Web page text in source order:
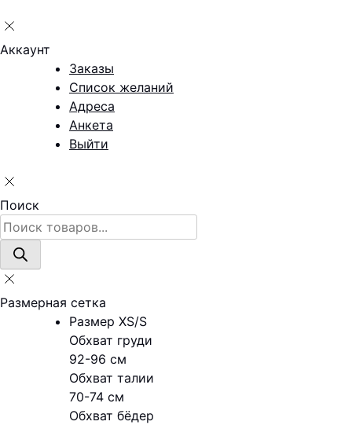
Аккаунт
Заказы
Список желаний
Адреса
Анкета
Выйти
Поиск
Поиск
товаров
Размерная сетка
Размер XS/S
Обхват груди
92-96 см
Обхват талии
70-74 см
Обхват бёдер